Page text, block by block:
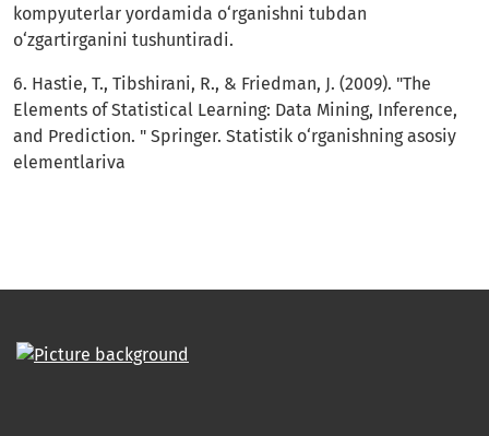
kompyuterlar yordamida o‘rganishni tubdan
o‘zgartirganini tushuntiradi.
6. Hastie, T., Tibshirani, R., & Friedman, J. (2009). "The
Elements of Statistical Learning: Data Mining, Inference,
and Prediction. " Springer. Statistik o‘rganishning asosiy
elementlariva